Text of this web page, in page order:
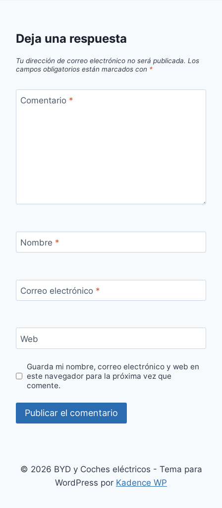
Deja una respuesta
Tu dirección de correo electrónico no será publicada. Los
campos obligatorios están marcados con *
Comentario *
Nombre *
Correo electrónico *
Web
Guarda mi nombre, correo electrónico y web en
este navegador para la próxima vez que
comente.
© 2026 BYD y Coches eléctricos - Tema para
WordPress por Kadence WP